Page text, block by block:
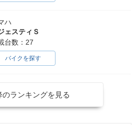
ハ
ェスティＳ
台数：27
バイクを探す
のランキングを見る